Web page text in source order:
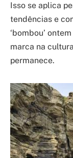
Isso se aplica
tendências e
‘bombou’
marca na
permanece.